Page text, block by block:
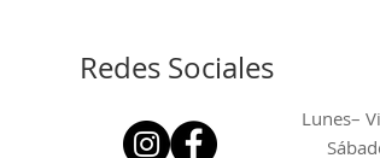
Redes Sociales
Lunes–